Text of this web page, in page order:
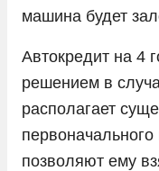
Opel
Peugeot
Porsche
Ram
машина будет
Автокредит на 4
решением в
располагает
позволяют ему